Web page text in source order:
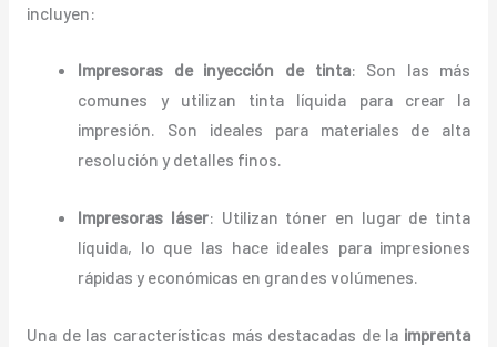
incluyen:
Impresoras de inyección de tinta: Son las más
comunes y utilizan tinta líquida para crear la
impresión. Son ideales para materiales de alta
resolución y detalles finos.
Impresoras láser: Utilizan tóner en lugar de tinta
líquida, lo que las hace ideales para impresiones
rápidas y económicas en grandes volúmenes.
Una de las características más destacadas de la imprenta